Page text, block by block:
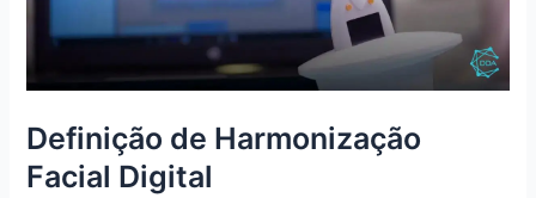
Definição de Harmonização
Facial Digital